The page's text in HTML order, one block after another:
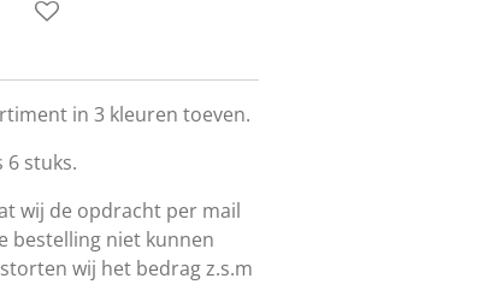
in 3 kleuren toeven.
6 stuks.
wij de opdracht per mail
bestelling niet kunnen
wij het bedrag z.s.m